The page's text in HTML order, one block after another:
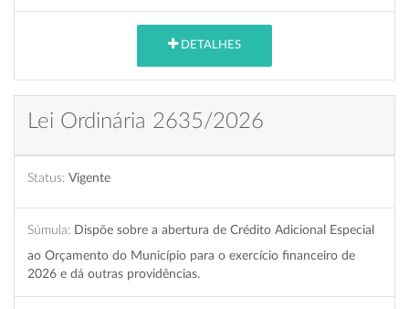
DETALHES
Lei Ordinária 2635/2026
Status: Vigente
Súmula: Dispõe sobre a abertura de Crédito Adicional Especial
ao Orçamento do Município para o exercício financeiro de
2026 e dá outras providências.